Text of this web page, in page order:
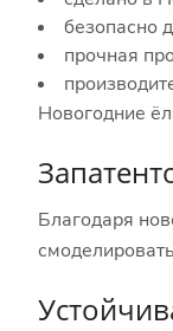
безопасно
прочная
Новогодние
Благодаря